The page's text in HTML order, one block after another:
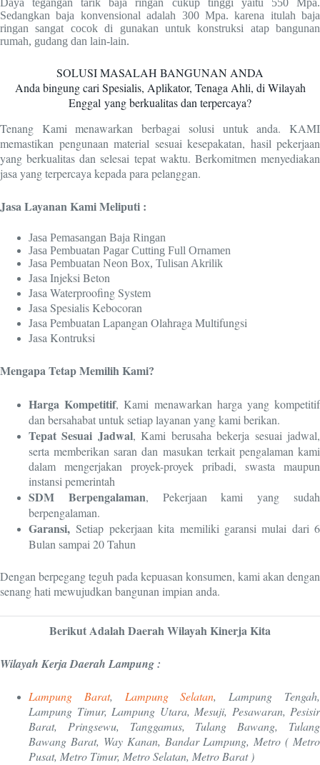
Daya tegangan tarik baja ringan cukup tinggi yaitu 550 Mpa.
Sedangkan baja konvensional adalah 300 Mpa. karena itulah baja
ringan sangat cocok di gunakan untuk konstruksi atap bangunan
rumah, gudang dan lain-lain.
SOLUSI MASALAH BANGUNAN ANDA
Anda bingung cari Spesialis, Aplikator, Tenaga Ahli, di Wilayah
Enggal yang berkualitas dan terpercaya?
Tenang Kami menawarkan berbagai solusi untuk anda. KAMI
memastikan pengunaan material sesuai kesepakatan, hasil pekerjaan
yang berkualitas dan selesai tepat waktu. Berkomitmen menyediakan
jasa yang terpercaya kepada para pelanggan.
Jasa Layanan Kami Meliputi :
Jasa Pemasangan Baja Ringan
Jasa Pembuatan Pagar Cutting Full Ornamen
Jasa Pembuatan Neon Box, Tulisan Akrilik
Jasa Injeksi Beton
Jasa Waterproofing System
Jasa Spesialis Kebocoran
Jasa Pembuatan Lapangan Olahraga Multifungsi
Jasa Kontruksi
Mengapa Tetap Memilih Kami?
Harga Kompetitif, Kami menawarkan harga yang kompetitif
dan bersahabat untuk setiap layanan yang kami berikan.
Tepat Sesuai Jadwal, Kami berusaha bekerja sesuai jadwal,
serta memberikan saran dan masukan terkait pengalaman kami
dalam mengerjakan proyek-proyek pribadi, swasta maupun
instansi pemerintah
SDM Berpengalaman, Pekerjaan kami yang sudah
berpengalaman.
Garansi,Setiap pekerjaan kita memiliki garansi mulai dari 6
Bulan sampai 20 Tahun
Dengan berpegang teguh pada kepuasan konsumen, kami akan dengan
senang hati mewujudkan bangunan impian anda.
Berikut Adalah Daerah Wilayah Kinerja Kita
Wilayah Kerja Daerah Lampung :
Lampung Barat, Lampung Selatan, Lampung Tengah,
Lampung Timur, Lampung Utara, Mesuji, Pesawaran, Pesisir
Barat, Pringsewu, Tanggamus, Tulang Bawang, Tulang
Bawang Barat, Way Kanan, Bandar Lampung, Metro ( Metro
Pusat, Metro Timur, Metro Selatan, Metro Barat )